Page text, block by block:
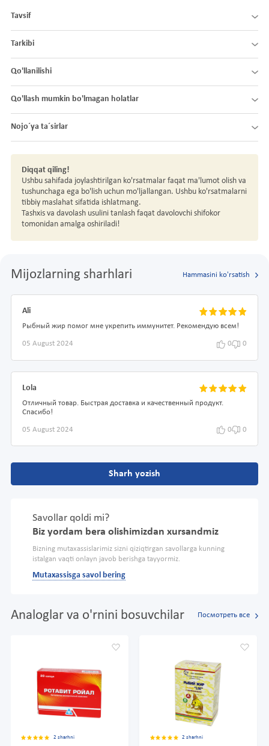
Tavsif
Tarkibi
Qo'llanilishi
Qo'llash mumkin bo'lmagan holatlar
Nojo´ya ta´sirlar
Diqqat qiling!
Ushbu sahifada joylashtirilgan ko'rsatmalar faqat ma'lumot olish va
tushunchaga ega bo'lish uchun mo'ljallangan. Ushbu ko'rsatmalarni
tibbiy maslahat sifatida ishlatmang.
Tashxis va davolash usulini tanlash faqat davolovchi shifokor
tomonidan amalga oshiriladi!
Mijozlarning sharhlari Hammasini ko'rsatish
Ali
Рыбный жир помог мне укрепить иммунитет. Рекомендую всем!
05 August 2024 0 0
Lola
Отличный товар. Быстрая доставка и качественный продукт.
Спасибо!
05 August 2024 0 0
Sharh yozish
Savollar qoldi mi?
Biz yordam bera olishimizdan xursandmiz
Bizning mutaxassislarimiz sizni qiziqtirgan savollarga kunning
istalgan vaqti onlayn javob berishga tayyormiz.
Mutaxassisga savol bering
Analoglar va o'rnini bosuvchilar Посмотреть все
2 sharhni 2 sharhni